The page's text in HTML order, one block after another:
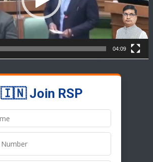
04:09
🇮🇳 Join RSP